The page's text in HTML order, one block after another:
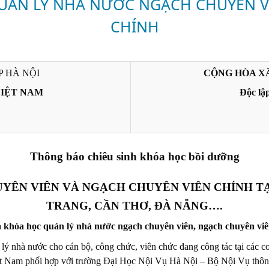
LÝ NHÀ NƯỚC NGẠCH CHUYÊN
CHÍNH
HÀ NỘI
NAM
CỘNG HÒA
Độc
Thông báo chiêu sinh khóa học bồi dưỡng
VIÊN VÀ NGẠCH CHUYÊN VIÊN CHÍNH
TRANG, CẦN THƠ, ĐÀ NẴNG….
học quản lý nhà nước ngạch chuyên viên, ngạch chuyên
nhà nước cho cán bộ, công chức, viên chức đang công tác tại các
Nam phối hợp với trường Đại Học Nội Vụ Hà Nội – Bộ Nội Vụ